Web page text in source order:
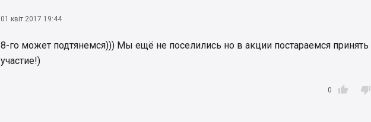
01 квіт 2017 19:44
8-го может подтянемся))) Мы ещё не поселились но в акции постараемся принять
участие!)

0 